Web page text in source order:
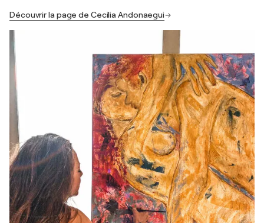
Découvrir la page de Cecilia Andonaegui